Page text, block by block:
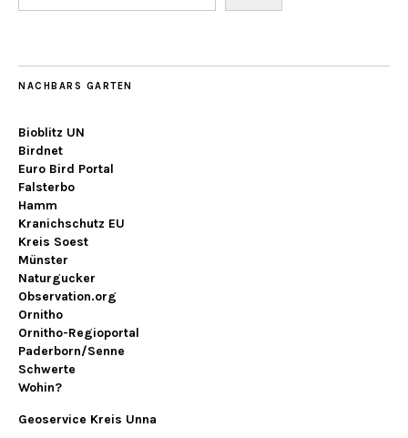
NACHBARS GARTEN
Bioblitz UN
Birdnet
Euro Bird Portal
Falsterbo
Hamm
Kranichschutz EU
Kreis Soest
Münster
Naturgucker
Observation.org
Ornitho
Ornitho-Regioportal
Paderborn/Senne
Schwerte
Wohin?
Geoservice Kreis Unna